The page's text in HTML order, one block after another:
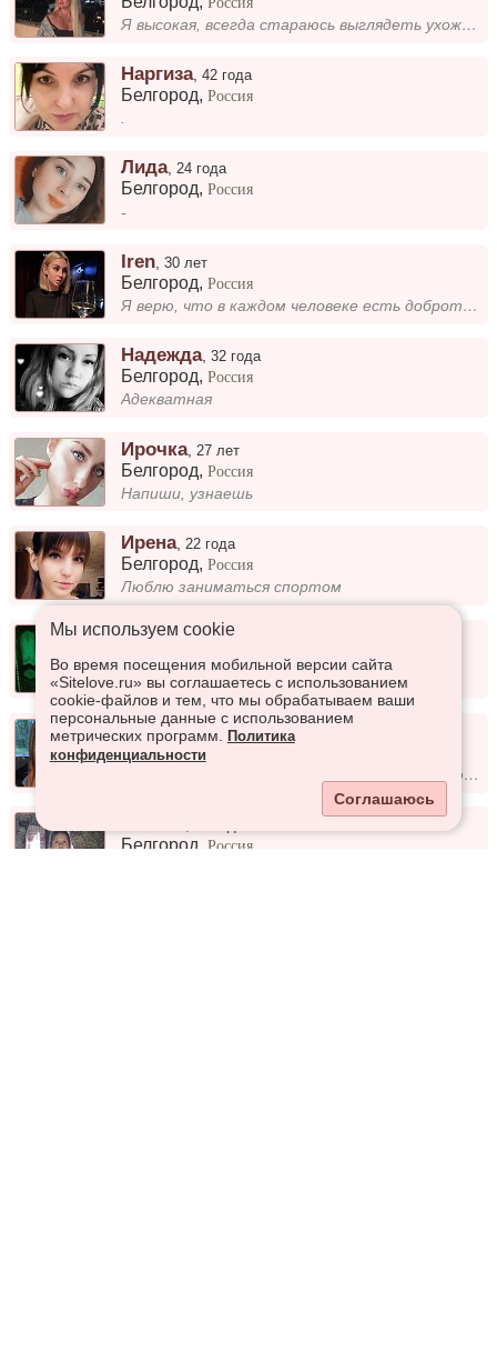
Я высокая, всегда стараюсь выглядеть ухоженно, люблю добрые поступки и радость приносящие моменты. Мне нравится, когда л...
Наргиза,42 года
Белгород,Россия
.
Лида,24 года
Белгород,Россия
-
Iren ,30 лет
Белгород,Россия
Я верю, что в каждом человеке есть доброта и искренность. Мне нравится жить с открытым сердцем, видеть лучшее в окружающ...
Надежда,32 года
Белгород,Россия
Адекватная
Ирочка, 27 лет
Белгород,Россия
Напиши, узнаешь
Ирена, 22 года
Белгород,Россия
Люблю заниматься спортом
Елена,41 год
Белгород, Россия
Рост 175, вес 80. Люблю животных
Ольга,22 года
Белгород,
Работаю СММ в госструктурах, заканчиваю университет на филолога.
Белгород ,Россия
Мы используем сookie
Во время посещения мобильной версии сайта
«Sitelove.ru» вы соглашаетесь с использованием
cookie-файлов и тем, что мы обрабатываем ваши
персональные данные с использованием
метрических программ.
Политика
конфиденциальности
Соглашаюсь